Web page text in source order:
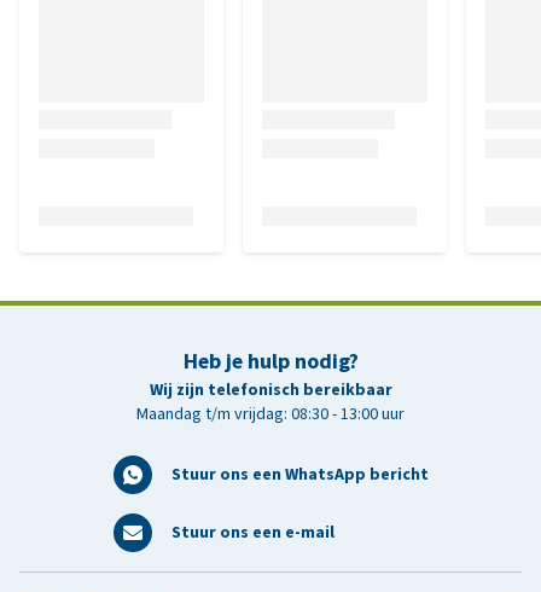
Heb je hulp nodig?
Wij zijn telefonisch bereikbaar
Maandag t/m vrijdag: 08:30 - 13:00 uur
Stuur ons een WhatsApp bericht
Stuur ons een e-mail